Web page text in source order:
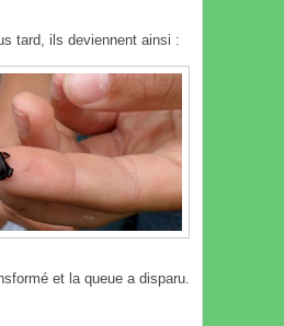
tard, ils deviennent ainsi :
et la queue a disparu.